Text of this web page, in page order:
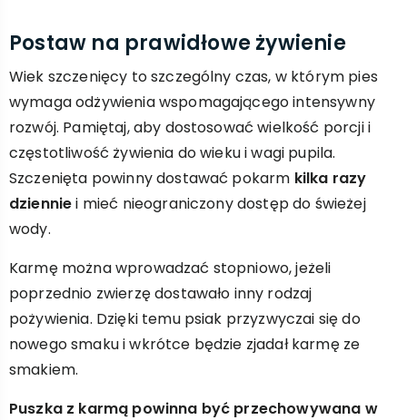
Postaw na prawidłowe żywienie
Wiek szczenięcy to szczególny czas, w którym pies
wymaga odżywienia wspomagającego intensywny
rozwój. Pamiętaj, aby dostosować wielkość porcji i
częstotliwość żywienia do wieku i wagi pupila.
Szczenięta powinny dostawać pokarm kilka razy
dzienniei mieć nieograniczony dostęp do świeżej
wody.
Karmę można wprowadzać stopniowo, jeżeli
poprzednio zwierzę dostawało inny rodzaj
pożywienia. Dzięki temu psiak przyzwyczai się do
nowego smaku i wkrótce będzie zjadał karmę ze
smakiem.
Puszka z karmą powinna być przechowywana w